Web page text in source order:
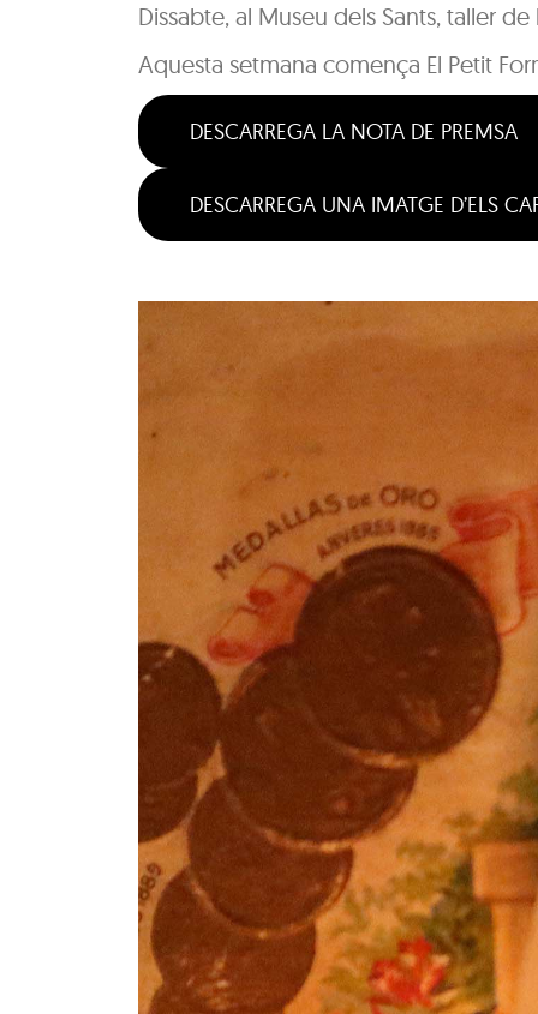
Dissabte, al Museu dels Sants, taller
Aquesta setmana comença El Petit
DESCARREGA LA NOTA DE PREMSA
DESCARREGA UNA IMATGE D’ELS